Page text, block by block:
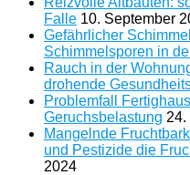
Falle 10. September
Gefährlicher
Schimmelsporen in
Rauch in der
drohende
Problemfall
Geruchsbelastung 24.
Mangelnde
und Pestizide die
2024